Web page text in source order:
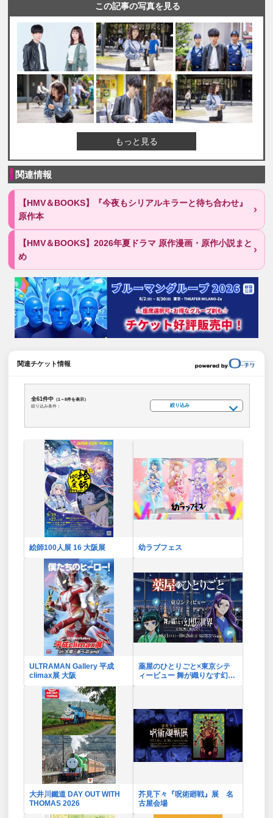
この記事の写真を見る
もっと見る
関連情報
【HMV＆BOOKS】『今夜もシリアルキラーと待ち合わせ』
原作本
【HMV＆BOOKS】2026年夏ドラマ 原作漫画・原作小説まと
め
関連チケット情報
全61件中 （1～8件を表示）
絞り込み条件：
絞り込み
絵師100人展 16 大阪展 幼ラブフェス
ULTRAMAN Gallery 平成
climax展 大阪
薬屋のひとりごと×東京シテ
ィービュー 舞が織りなす幻想
大井川鐵道 DAY OUT WITH
THOMAS 2026
芥見下々『呪術廻戦』展 名
古屋会場